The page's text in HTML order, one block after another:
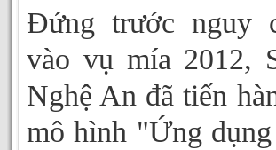
Đứng trước nguy
vào vụ mía 2012,
Nghệ An đã tiến
mô hình "Ứng